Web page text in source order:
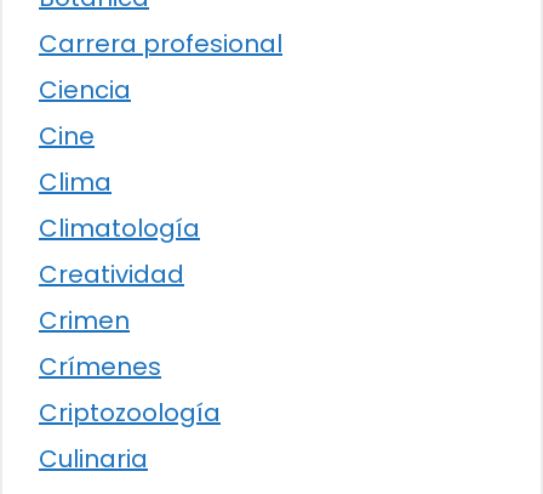
Carrera profesional
Ciencia
Cine
Clima
Climatología
Creatividad
Crimen
Crímenes
Criptozoología
Culinaria